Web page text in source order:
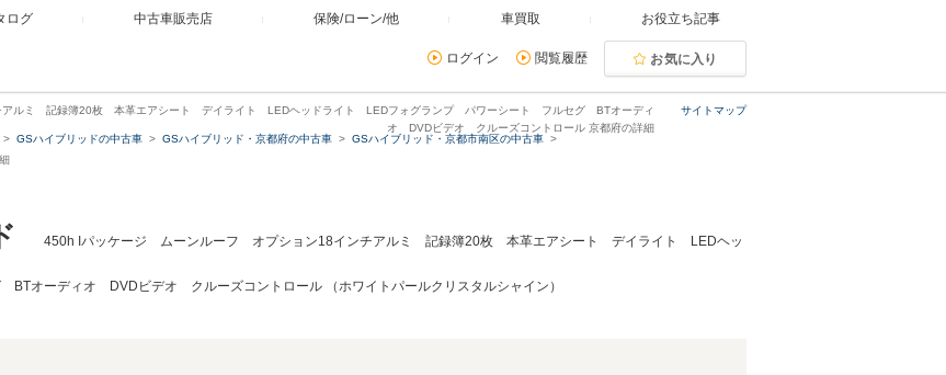
ログ 中古車販売店 保険/ローン/他 車買取 お役立ち記事
ログイン 閲覧履歴 お気に入り
サイトマップ
アルミ 記録簿20枚 本革エアシート デイライト LEDヘッドライト LEDフォグランプ パワーシート フルセグ BTオーディ
オ DVDビデオ クルーズコントロール 京都府の詳細
GSハイブリッドの中古車 GSハイブリッド・京都府の中古車
GSハイブリッド・京都市南区の中古車
450h Iパッケージ ムーンルーフ オプション18インチアルミ 記録簿20枚 本革エアシート デイライト LEDヘッ
オーディオ DVDビデオ クルーズコントロール （ホワイトパールクリスタルシャイン）